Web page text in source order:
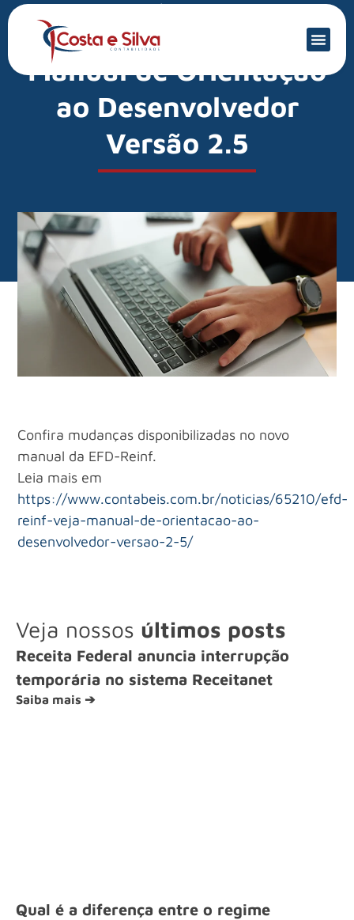
Mercado Financeiro
EFD-Reinf: veja
Manual de Orientação
ao Desenvolvedor
Versão 2.5
Confira mudanças disponibilizadas no novo
manual da EFD-Reinf.
Leia mais em
https://www.contabeis.com.br/noticias/65210/efd-
reinf-veja-manual-de-orientacao-ao-
desenvolvedor-versao-2-5/
Veja nossos últimos posts
Receita Federal anuncia interrupção
temporária no sistema Receitanet
Saiba mais ➔
Qual é a diferença entre o regime